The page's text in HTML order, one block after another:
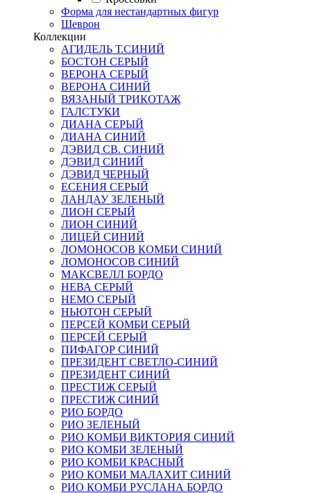
Форма для нестандартных фигур
Шеврон
Коллекции
АГИДЕЛЬ Т.СИНИЙ
БОСТОН СЕРЫЙ
ВЕРОНА СЕРЫЙ
ВЕРОНА СИНИЙ
ВЯЗАНЫЙ ТРИКОТАЖ
ГАЛСТУКИ
ДИАНА СЕРЫЙ
ДИАНА СИНИЙ
ДЭВИД СВ. СИНИЙ
ДЭВИД СИНИЙ
ДЭВИД ЧЕРНЫЙ
ЕСЕНИЯ СЕРЫЙ
ЛАНДАУ ЗЕЛЕНЫЙ
ЛИОН СЕРЫЙ
ЛИОН СИНИЙ
ЛИЦЕЙ СИНИЙ
ЛОМОНОСОВ КОМБИ СИНИЙ
ЛОМОНОСОВ СИНИЙ
МАКСВЕЛЛ БОРДО
НЕВА СЕРЫЙ
НЕМО СЕРЫЙ
НЬЮТОН СЕРЫЙ
ПЕРСЕЙ КОМБИ СЕРЫЙ
ПЕРСЕЙ СЕРЫЙ
ПИФАГОР СИНИЙ
ПРЕЗИДЕНТ СВЕТЛО-СИНИЙ
ПРЕЗИДЕНТ СИНИЙ
ПРЕСТИЖ СЕРЫЙ
ПРЕСТИЖ СИНИЙ
РИО БОРДО
РИО ЗЕЛЕНЫЙ
РИО КОМБИ ВИКТОРИЯ СИНИЙ
РИО КОМБИ ЗЕЛЕНЫЙ
РИО КОМБИ КРАСНЫЙ
РИО КОМБИ МАЛАХИТ СИНИЙ
РИО КОМБИ РУСЛАНА БОРДО